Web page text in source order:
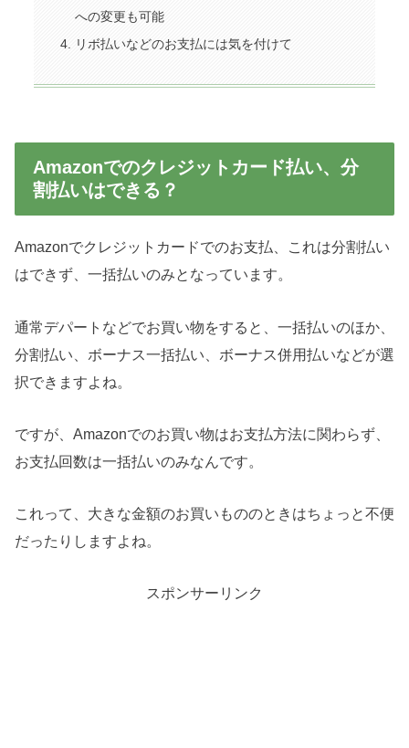
への変更も可能
リボ払いなどのお支払には気を付けて
Amazonでのクレジットカード払い、分
割払いはできる？
Amazonでクレジットカードでのお支払、これは分割払い
はできず、一括払いのみとなっています。
通常デパートなどでお買い物をすると、一括払いのほか、
分割払い、ボーナス一括払い、ボーナス併用払いなどが選
択できますよね。
ですが、Amazonでのお買い物はお支払方法に関わらず、
お支払回数は一括払いのみなんです。
これって、大きな金額のお買いもののときはちょっと不便
だったりしますよね。
スポンサーリンク